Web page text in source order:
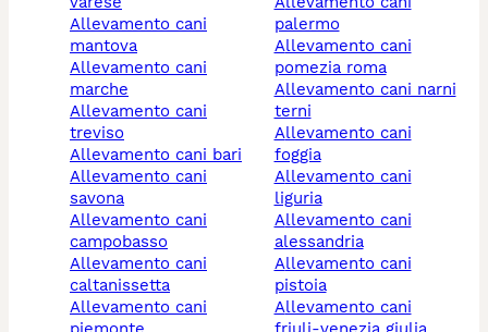
allevamento cani
mantova
allevamento cani
marche
allevamento cani
treviso
allevamento cani bari
allevamento cani
savona
allevamento cani
campobasso
allevamento cani
caltanissetta
allevamento cani
palermo
allevamento cani
pomezia roma
allevamento cani narni
terni
allevamento cani
foggia
allevamento cani
liguria
allevamento cani
alessandria
allevamento cani
pistoia
allevamento cani